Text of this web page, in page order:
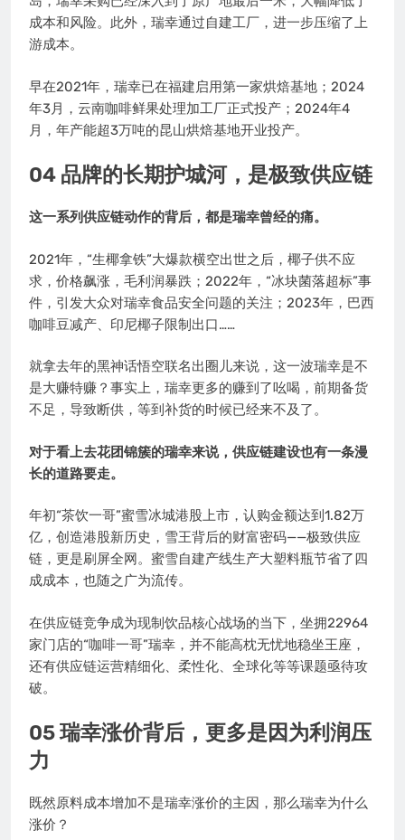
成本和风险。此外，瑞幸通过自建工厂，进一步压缩了上
游成本。
早在2021年，瑞幸已在福建启用第一家烘焙基地；2024
年3月，云南咖啡鲜果处理加工厂正式投产；2024年4
月，年产能超3万吨的昆山烘焙基地开业投产。
04 品牌的长期护城河，是极致供应链
这一系列供应链动作的背后，都是瑞幸曾经的痛。
2021年，“生椰拿铁”大爆款横空出世之后，椰子供不应
求，价格飙涨，毛利润暴跌；2022年，“冰块菌落超标”事
件，引发大众对瑞幸食品安全问题的关注；2023年，巴西
咖啡豆减产、印尼椰子限制出口……
就拿去年的黑神话悟空联名出圈儿来说，这一波瑞幸是不
是大赚特赚？事实上，瑞幸更多的赚到了吆喝，前期备货
不足，导致断供，等到补货的时候已经来不及了。
对于看上去花团锦簇的瑞幸来说，供应链建设也有一条漫
长的道路要走。
年初“茶饮一哥”蜜雪冰城港股上市，认购金额达到1.82万
亿，创造港股新历史，雪王背后的财富密码——极致供应
链，更是刷屏全网。蜜雪自建产线生产大塑料瓶节省了四
成成本，也随之广为流传。
在供应链竞争成为现制饮品核心战场的当下，坐拥22964
家门店的“咖啡一哥”瑞幸，并不能高枕无忧地稳坐王座，
还有供应链运营精细化、柔性化、全球化等等课题亟待攻
破。
05 瑞幸涨价背后，更多是因为利润压
力
既然原料成本增加不是瑞幸涨价的主因，那么瑞幸为什么
涨价？